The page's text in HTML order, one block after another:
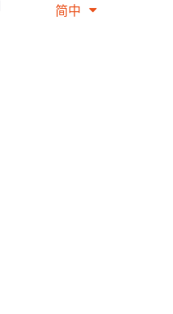
简中
繁中